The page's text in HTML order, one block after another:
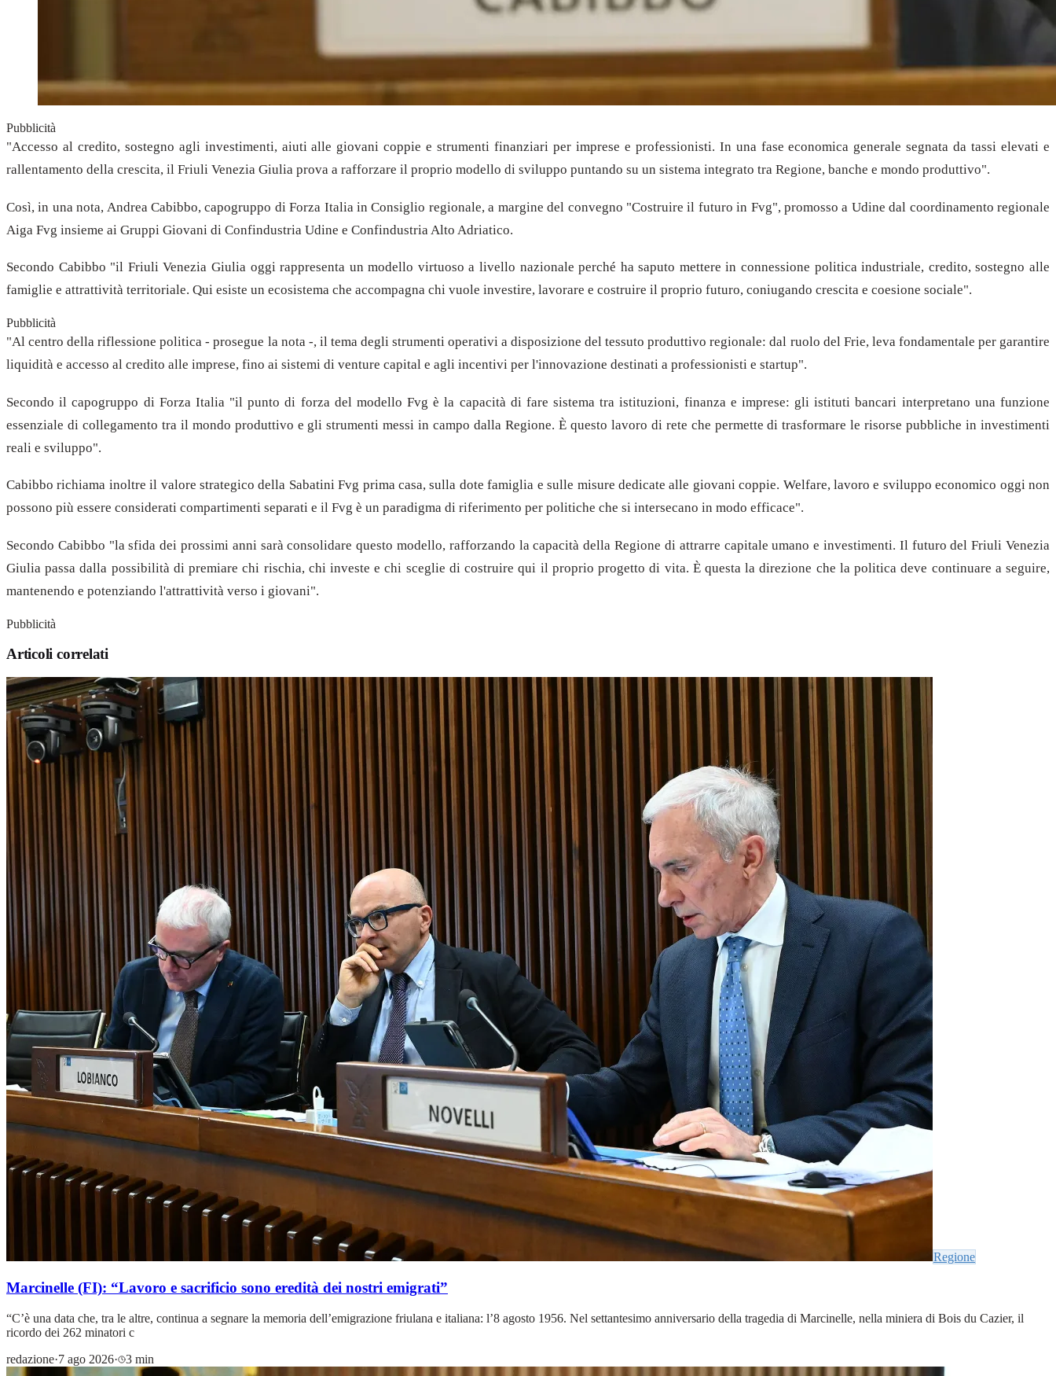
Pubblicità
"Accesso al credito, sostegno agli investimenti, aiuti alle giovani coppie e strumenti finanziari per imprese e professionisti. In una fase economica generale segnata da tassi elevati e
rallentamento della crescita, il Friuli Venezia Giulia prova a rafforzare il proprio modello di sviluppo puntando su un sistema integrato tra Regione, banche e mondo produttivo".
Così, in una nota, Andrea Cabibbo, capogruppo di Forza Italia in Consiglio regionale, a margine del convegno "Costruire il futuro in Fvg", promosso a Udine dal coordinamento regionale
Aiga Fvg insieme ai Gruppi Giovani di Confindustria Udine e Confindustria Alto Adriatico.
Secondo Cabibbo "il Friuli Venezia Giulia oggi rappresenta un modello virtuoso a livello nazionale perché ha saputo mettere in connessione politica industriale, credito, sostegno alle
famiglie e attrattività territoriale. Qui esiste un ecosistema che accompagna chi vuole investire, lavorare e costruire il proprio futuro, coniugando crescita e coesione sociale".
Pubblicità
"Al centro della riflessione politica - prosegue la nota -, il tema degli strumenti operativi a disposizione del tessuto produttivo regionale: dal ruolo del Frie, leva fondamentale per garantire
liquidità e accesso al credito alle imprese, fino ai sistemi di venture capital e agli incentivi per l'innovazione destinati a professionisti e startup".
Secondo il capogruppo di Forza Italia "il punto di forza del modello Fvg è la capacità di fare sistema tra istituzioni, finanza e imprese: gli istituti bancari interpretano una funzione
essenziale di collegamento tra il mondo produttivo e gli strumenti messi in campo dalla Regione. È questo lavoro di rete che permette di trasformare le risorse pubbliche in investimenti
reali e sviluppo".
Cabibbo richiama inoltre il valore strategico della Sabatini Fvg prima casa, sulla dote famiglia e sulle misure dedicate alle giovani coppie. Welfare, lavoro e sviluppo economico oggi non
possono più essere considerati compartimenti separati e il Fvg è un paradigma di riferimento per politiche che si intersecano in modo efficace".
Secondo Cabibbo "la sfida dei prossimi anni sarà consolidare questo modello, rafforzando la capacità della Regione di attrarre capitale umano e investimenti. Il futuro del Friuli Venezia
Giulia passa dalla possibilità di premiare chi rischia, chi investe e chi sceglie di costruire qui il proprio progetto di vita. È questa la direzione che la politica deve continuare a seguire,
mantenendo e potenziando l'attrattività verso i giovani".
Pubblicità
Articoli correlati
Regione
Marcinelle (FI): “Lavoro e sacrificio sono eredità dei nostri emigrati”
“C’è una data che, tra le altre, continua a segnare la memoria dell’emigrazione friulana e italiana: l’8 agosto 1956. Nel settantesimo anniversario della tragedia di Marcinelle, nella miniera di Bois du Cazier, il
ricordo dei 262 minatori c
redazione·7 ago 2026· 3 min